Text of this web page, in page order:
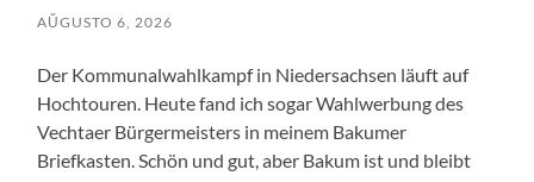
AŬGUSTO 6, 2026
Der Kommunalwahlkampf in Niedersachsen läuft auf
Hochtouren. Heute fand ich sogar Wahlwerbung des
Vechtaer Bürgermeisters in meinem Bakumer
Briefkasten. Schön und gut, aber Bakum ist und bleibt